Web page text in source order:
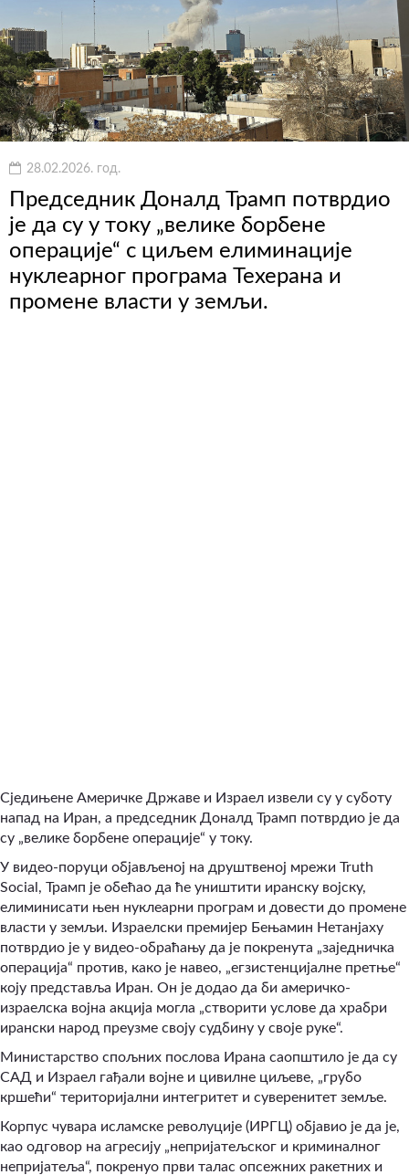
28.02.2026. год.
Председник Доналд Трамп потврдио
је да су у току „велике борбене
операције“ с циљем елиминације
нуклеарног програма Техерана и
промене власти у земљи.
Сједињене Америчке Државе и Израел извели су у суботу
напад на Иран, а председник Доналд Трамп потврдио је да
су „велике борбене операције“ у току.
У видео-поруци објављеној на друштвеној мрежи Truth
Social, Трамп је обећао да ће уништити иранску војску,
елиминисати њен нуклеарни програм и довести до промене
власти у земљи. Израелски премијер Бењамин Нетанјаху
потврдио је у видео-обраћању да је покренута „заједничка
операција“ против, како је навео, „егзистенцијалне претње“
коју представља Иран. Он је додао да би америчко-
израелска војна акција могла „створити услове да храбри
ирански народ преузме своју судбину у своје руке“.
Министарство спољних послова Ирана саопштило је да су
САД и Израел гађали војне и цивилне циљеве, „грубо
кршећи“ територијални интегритет и суверенитет земље.
Корпус чувара исламске револуције (ИРГЦ) објавио је да је,
као одговор на агресију „непријатељског и криминалног
непријатеља“, покренуо први талас опсежних ракетних и